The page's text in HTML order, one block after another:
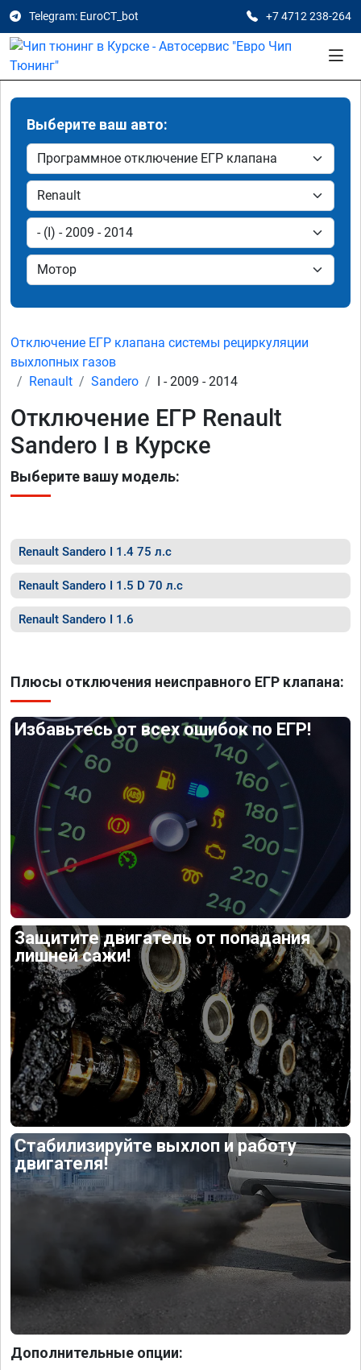
Telegram: EuroCT_bot +7 4712 238-264
Выберите ваш авто:
Отключение ЕГР клапана системы рециркуляции
выхлопных газов
Renault
Sandero I - 2009 - 2014
Отключение ЕГР Renault
Sandero I в Курске
Выберите вашу модель:
Renault Sandero I 1.4 75 л.с
Renault Sandero I 1.5 D 70 л.с
Renault Sandero I 1.6
Плюсы отключения неисправного ЕГР клапана:
Избавьтесь от всех ошибок по ЕГР!
Защитите двигатель от попадания
лишней сажи!
Стабилизируйте выхлоп и работу
двигателя!
Дополнительные опции: